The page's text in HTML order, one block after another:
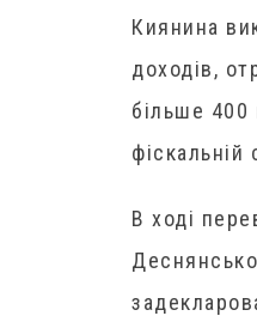
Киянина
доходів,
більше 400
фіскальній
В ході